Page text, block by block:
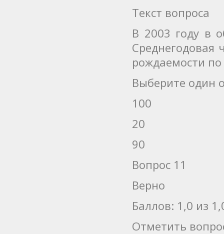
Текст вопроса
В 2003 году в
Среднегодовая
рождаемости по
Выберите один
100
20
90
Вопрос 11
Верно
Баллов: 1,0 из
Отметить